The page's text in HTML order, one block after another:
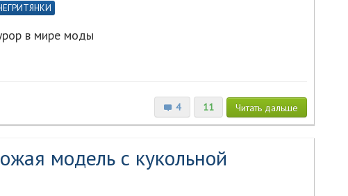
в мире моды
4 11 Читать дальше
модель с кукольной